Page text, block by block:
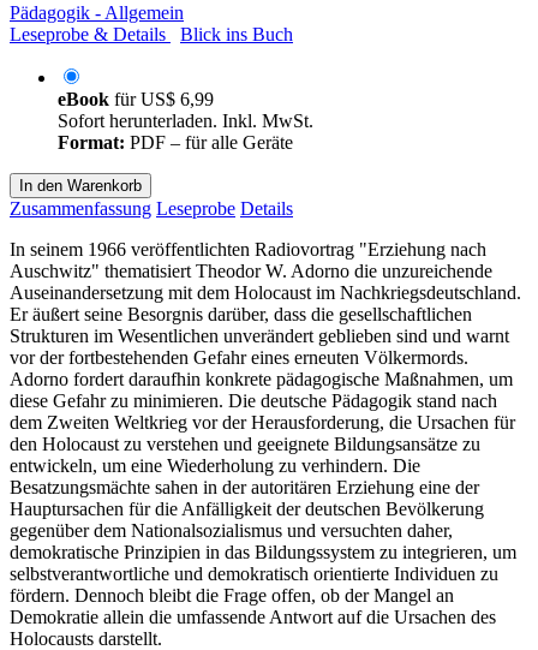
Pädagogik - Allgemein
Leseprobe & Details
Blick ins Buch
eBook fürUS$ 6,99
Sofort herunterladen. Inkl. MwSt.
Format: PDF – für alle Geräte
In den Warenkorb
Zusammenfassung Leseprobe Details
In seinem 1966 veröffentlichten Radiovortrag "Erziehung nach
Auschwitz" thematisiert Theodor W. Adorno die unzureichende
Auseinandersetzung mit dem Holocaust im Nachkriegsdeutschland.
Er äußert seine Besorgnis darüber, dass die gesellschaftlichen
Strukturen im Wesentlichen unverändert geblieben sind und warnt
vor der fortbestehenden Gefahr eines erneuten Völkermords.
Adorno fordert daraufhin konkrete pädagogische Maßnahmen, um
diese Gefahr zu minimieren. Die deutsche Pädagogik stand nach
dem Zweiten Weltkrieg vor der Herausforderung, die Ursachen für
den Holocaust zu verstehen und geeignete Bildungsansätze zu
entwickeln, um eine Wiederholung zu verhindern. Die
Besatzungsmächte sahen in der autoritären Erziehung eine der
Hauptursachen für die Anfälligkeit der deutschen Bevölkerung
gegenüber dem Nationalsozialismus und versuchten daher,
demokratische Prinzipien in das Bildungssystem zu integrieren, um
selbstverantwortliche und demokratisch orientierte Individuen zu
fördern. Dennoch bleibt die Frage offen, ob der Mangel an
Demokratie allein die umfassende Antwort auf die Ursachen des
Holocausts darstellt.